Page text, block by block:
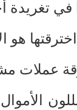
هو
عملات